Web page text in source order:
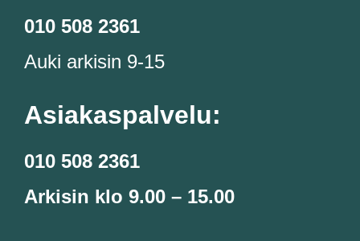
010 508 2361
Auki arkisin 9-15
Asiakaspalvelu:
010 508 2361
Arkisin klo 9.00 – 15.00